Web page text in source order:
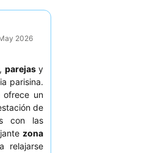
2026
, parejasy
parisina.
ofrece un
de
con las
zona
relajarse